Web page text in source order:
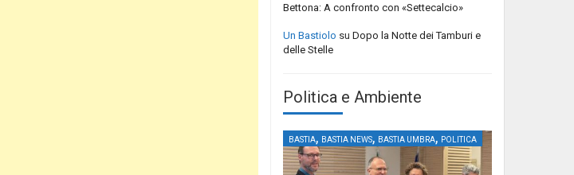
Bettona: A confronto con «Settecalcio»
Un Bastiolo su Dopo la Notte dei Tamburi e
delle Stelle
Politica e Ambiente
BASTIA, BASTIA NEWS, BASTIA UMBRA, POLITICA